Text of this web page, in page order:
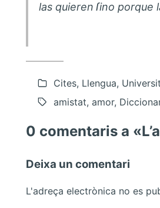
las quieren ſino porque
Cites, Llengua,
amistat, amor,
0 comentaris a
Deixa un comentari
L'adreça electrònica no es